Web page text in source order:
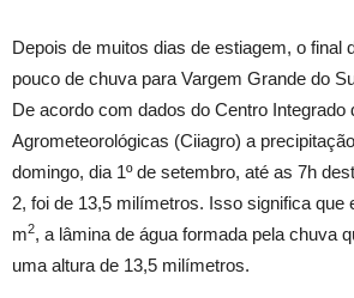
Depois de muitos dias de estiagem, o final
pouco de chuva para Vargem Grande do
De acordo com dados do Centro Integrado
Agrometeorológicas (Ciiagro) a
domingo, dia 1º de setembro, até as 7h
2, foi de 13,5 milímetros. Isso significa que
m2, a lâmina de água formada pela chuva
uma altura de 13,5 milímetros.